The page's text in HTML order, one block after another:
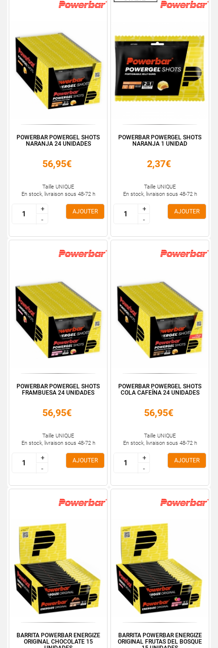
POWERBAR POWERGEL SHOTS
NARANJA 24 UNIDADES
56,95€
Taille UNIQUE
En stock, livraison sous 48-72 h
+
-
+
-
AJOUTER
POWERBAR POWERGEL SHOTS
NARANJA 1 UNIDAD
2,37€
Taille UNIQUE
En stock, livraison sous 48-72 h
+
-
+
-
AJOUTER
POWERBAR POWERGEL SHOTS
FRAMBUESA 24 UNIDADES
56,95€
Taille UNIQUE
En stock, livraison sous 48-72 h
+
-
+
-
AJOUTER
POWERBAR POWERGEL SHOTS
COLA CAFEÍNA 24 UNIDADES
56,95€
Taille UNIQUE
En stock, livraison sous 48-72 h
+
-
+
-
AJOUTER
BARRITA POWERBAR ENERGIZE
ORIGINAL CHOCOLATE 15
BARRITA POWERBAR ENERGIZE
ORIGINAL FRUTAS DEL BOSQUE